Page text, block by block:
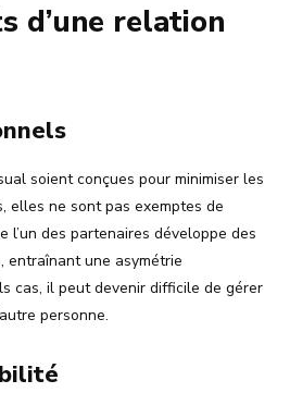
d’une relation
soient conçues pour minimiser les
elles ne sont pas exemptes de
l’un des partenaires développe des
entraînant une asymétrie
cas, il peut devenir difficile de gérer
personne.